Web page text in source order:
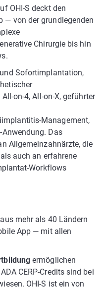
OHI-S deckt den
— von der grundlegenden
Chirurgie bis hin
Sofortimplantation,
on-4, All-on-X, geführter
Management,
Das
Allgemeinzahnärzte, die
auch an erfahrene
Workflows
mehr als 40 Ländern
App — mit allen
ermöglichen
CERP-Credits sind bei
OHI-S ist ein von